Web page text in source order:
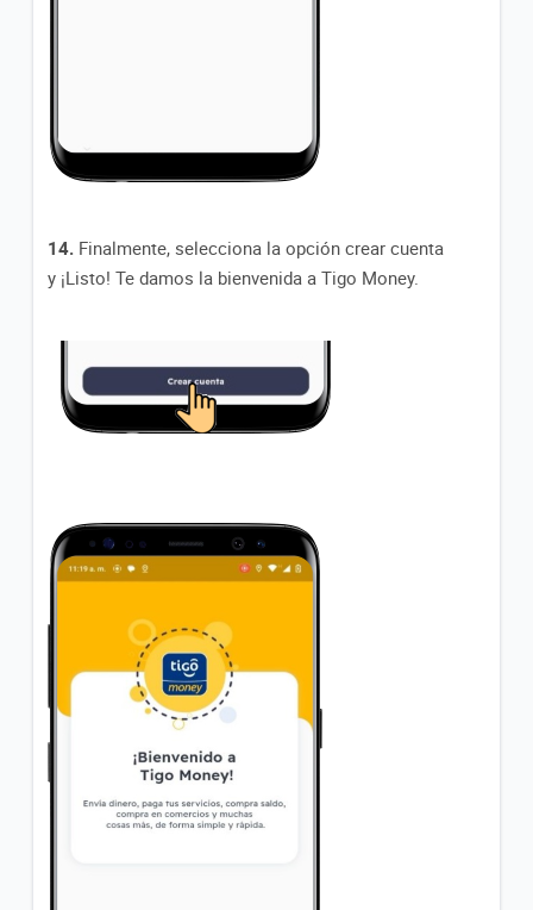
14. Finalmente, selecciona la opción crear cuenta
y¡Listo! Te damos la bienvenida a Tigo Money.